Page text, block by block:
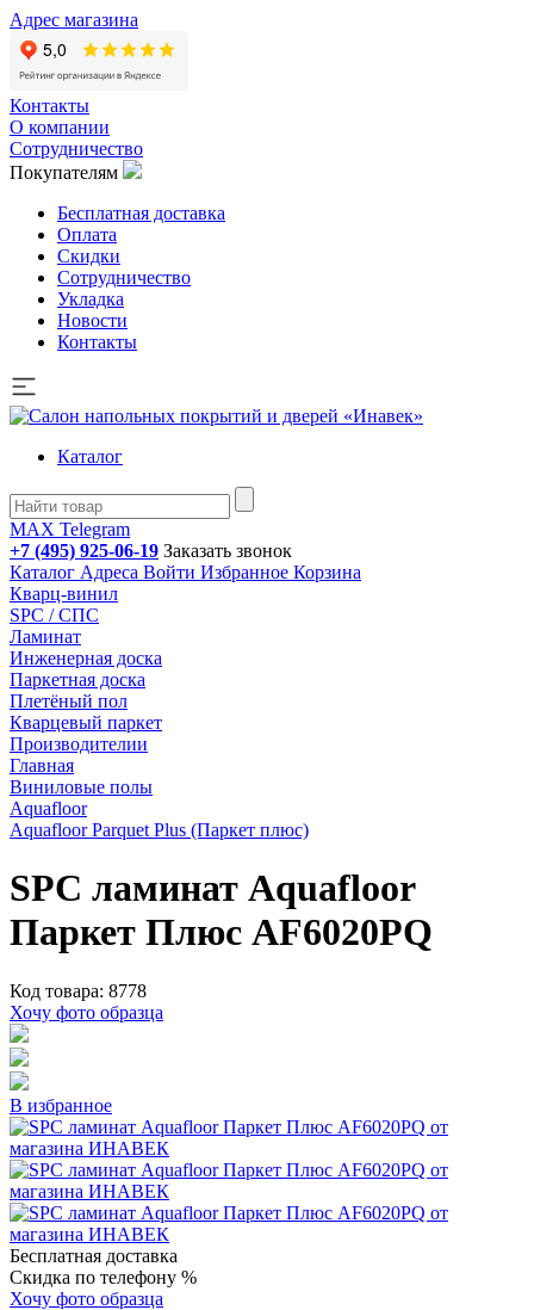
Адрес магазина
Контакты
О компании
Сотрудничество
Покупателям
Бесплатная доставка
Оплата
Скидки
Сотрудничество
Укладка
Новости
Контакты
Каталог
MAX Telegram
+7 (495) 925-06-19 Заказать звонок
Каталог Адреса Войти Избранное Корзина
Кварц-винил
SPC / СПС
Ламинат
Инженерная доска
Паркетная доска
Плетёный пол
Кварцевый паркет
Производителии
Главная
Виниловые полы
Aquafloor
Aquafloor Parquet Plus (Паркет плюс)
SPC ламинат Aquafloor
Паркет Плюс AF6020PQ
Код товара: 8778
Хочу фото образца
В избранное
Бесплатная доставка
Скидка по телефону %
Хочу фото образца